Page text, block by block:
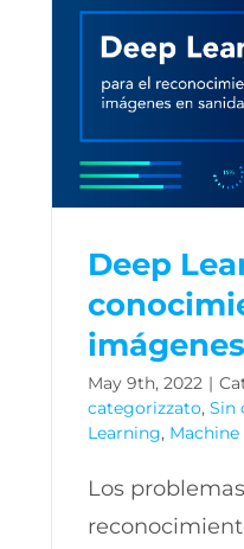
Deep
May 9th, 2022 |
categorizzato, Sin
Learning,
Los